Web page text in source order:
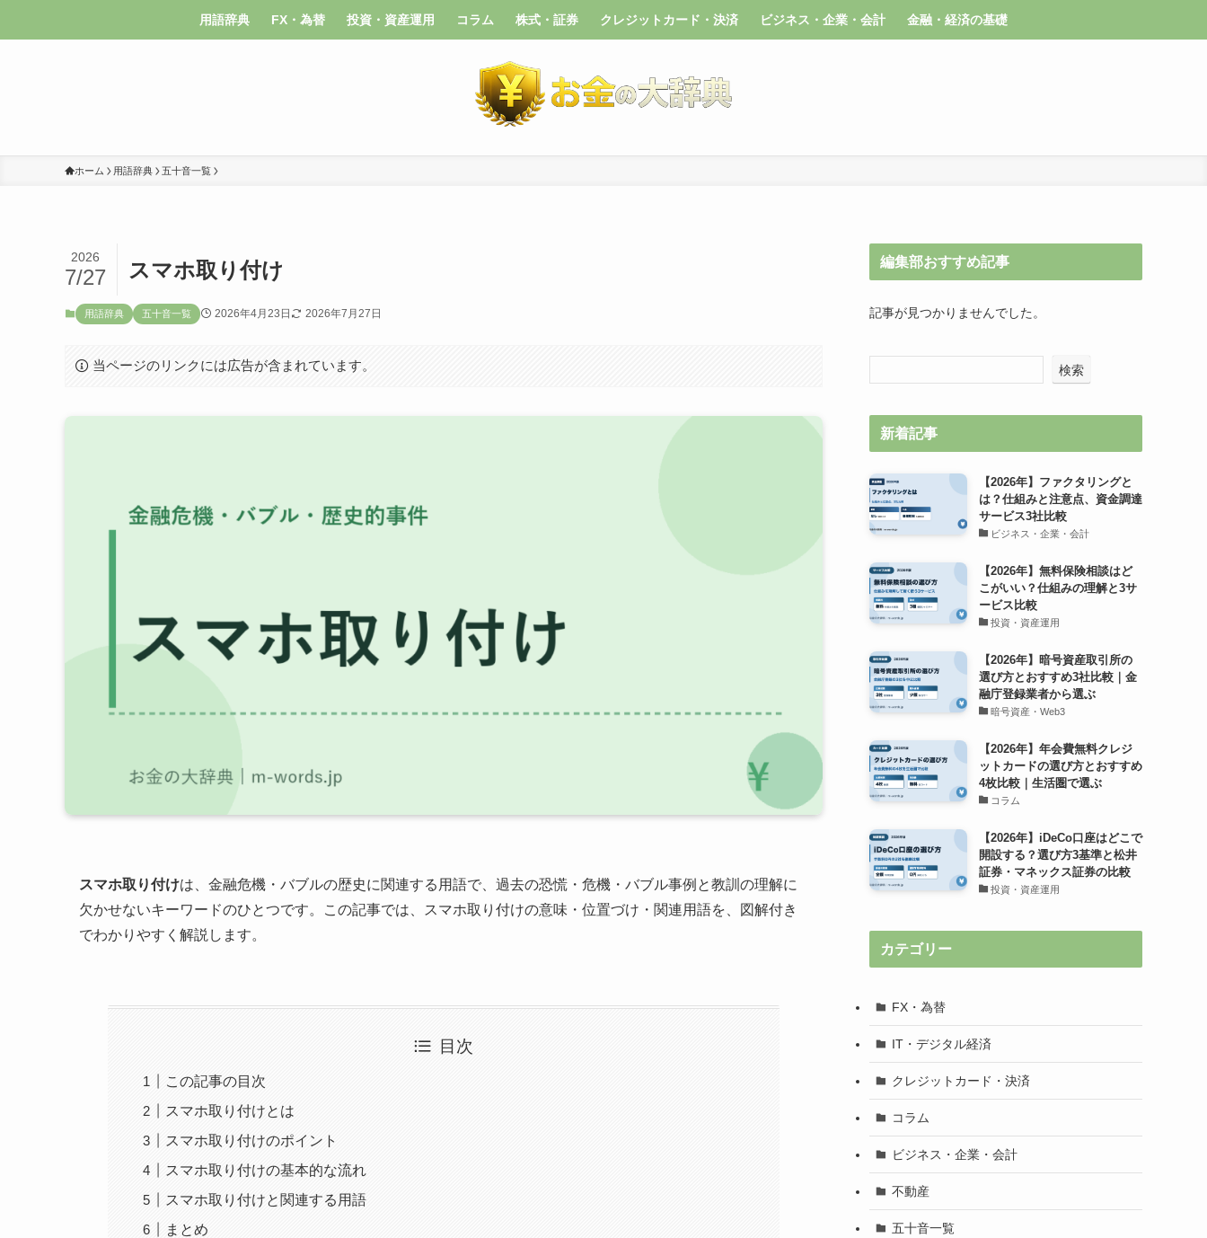
用語辞典 FX・為替 投資・資産運用 コラム 株式・証券 クレジットカード・決済 ビジネス・企業・会計 金融・経済の基礎
ホーム 用語辞典 五十音一覧
スマホ取り付け
2026
7/27
用語辞典 五十音一覧 2026年4月23日 2026年7月27日
当ページのリンクには広告が含まれています。
スマホ取り付けは、金融危機・バブルの歴史に関連する用語で、過去の恐慌・危機・バブル事例と教訓の理解に
欠かせないキーワードのひとつです。この記事では、スマホ取り付けの意味・位置づけ・関連用語を、図解付き
でわかりやすく解説します。
目次
この記事の目次
スマホ取り付けとは
スマホ取り付けのポイント
スマホ取り付けの基本的な流れ
スマホ取り付けと関連する用語
まとめ
編集部おすすめ記事
記事が見つかりませんでした。
検索
新着記事
【2026年】ファクタリングと
は？仕組みと注意点、資金調達
サービス3社比較
ビジネス・企業・会計
【2026年】無料保険相談はど
こがいい？仕組みの理解と3サ
ービス比較
投資・資産運用
【2026年】暗号資産取引所の
選び方とおすすめ3社比較｜金
融庁登録業者から選ぶ
暗号資産・Web3
【2026年】年会費無料クレジ
ットカードの選び方とおすすめ
4枚比較｜生活圏で選ぶ
コラム
【2026年】iDeCo口座はどこで
開設する？選び方3基準と松井
証券・マネックス証券の比較
投資・資産運用
カテゴリー
FX・為替
IT・デジタル経済
クレジットカード・決済
コラム
ビジネス・企業・会計
不動産
五十音一覧